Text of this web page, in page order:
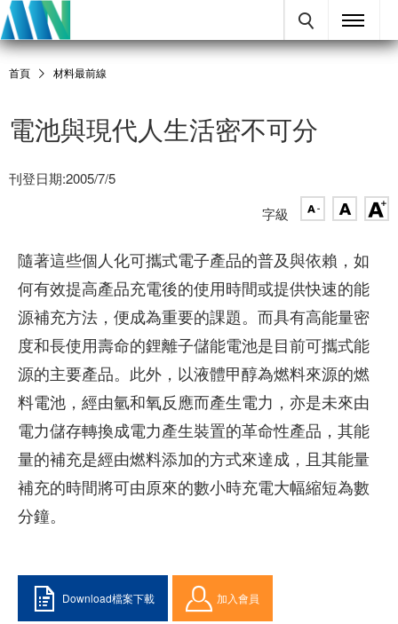
首頁 材料最前線
電池與現代人生活密不可分
刊登日期:2005/7/5
字級
隨著這些個人化可攜式電子產品的普及與依賴，如
何有效提高產品充電後的使用時間或提供快速的能
源補充方法，便成為重要的課題。而具有高能量密
度和長使用壽命的鋰離子儲能電池是目前可攜式能
源的主要產品。此外，以液體甲醇為燃料來源的燃
料電池，經由氫和氧反應而產生電力，亦是未來由
電力儲存轉換成電力產生裝置的革命性產品，其能
量的補充是經由燃料添加的方式來達成，且其能量
補充的時間將可由原來的數小時充電大幅縮短為數
分鐘。
Download檔案下載 加入會員